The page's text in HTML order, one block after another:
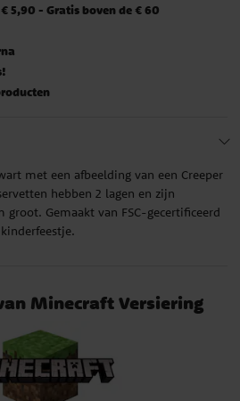
5,90 - Gratis boven de € 60
met een afbeelding van een Creeper
hebben 2 lagen en zijn
groot. Gemaakt van FSC-gecertificeerd
Minecraft Versiering